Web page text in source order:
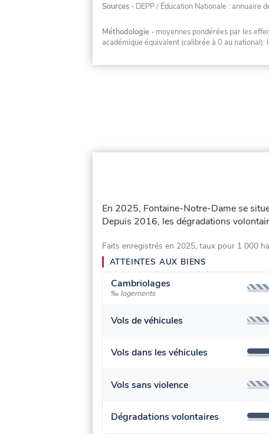
Sources - DEPP / Éducation Nationale : annuaire
Méthodologie - moyennes pondérées par les
académique équivalent (calibrée à 0 au
En 2025, Fontaine-Notre-Dame se
Depuis 2016, les dégradations
Faits enregistrés en 2025, taux pour 1 000
ATTEINTES AUX BIENS
Cambriolages
‰ logements
Vols de véhicules
Vols dans les véhicules
Vols sans violence
Dégradations volontaires